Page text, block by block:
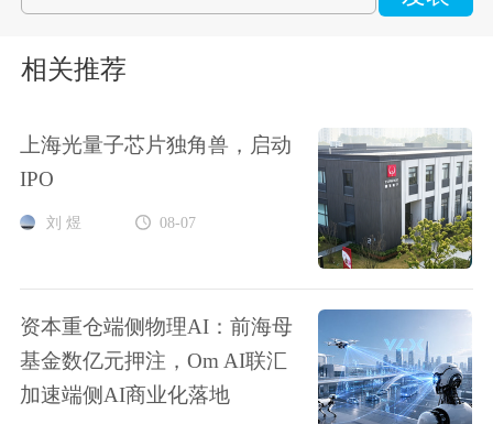
相关推荐
上海光量子芯片独角兽，启动
IPO
刘 煜 08-07
资本重仓端侧物理AI：前海母
基金数亿元押注，Om AI联汇
加速端侧AI商业化落地